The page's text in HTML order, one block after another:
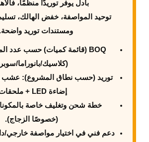
بادل يوفر توريدًا منظمًا،
توحيد المواصفة، خفض الهالك،
ومستندات توريد واضحة.
BOQ (قائمة كميات) حسب عدد
(كلاسيك/بانوراما/
توريد (حسب نطاق المشروع): عشب
إضاءة LED + ملحقات.
خطة شحن وتغليف خاصة
(خصوصًا الزجاج).
دعم فني في اختيار مواصفة خارجي/